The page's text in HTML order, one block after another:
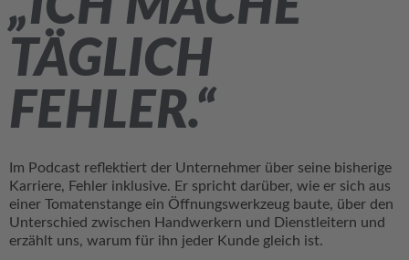
TÄGLICH
FEHLER.“
Im Podcast reflektiert der Unternehmer über seine bisherige
Karriere, Fehler inklusive. Er spricht darüber, wie er sich aus
einer Tomatenstange ein Öffnungswerkzeug baute, über den
Unterschied zwischen Handwerkern und Dienstleitern und
erzählt uns, warum für ihn jeder Kunde gleich ist.